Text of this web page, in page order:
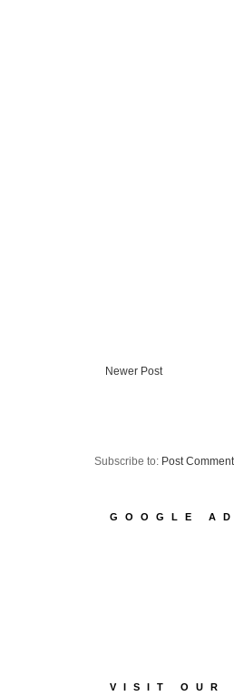
Newer Post
Subscribe to: Post
GOOGLE AD
VISIT OUR